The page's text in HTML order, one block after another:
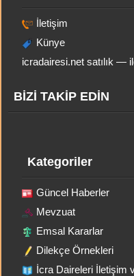
İletişim
Künye
icradairesi.net satılık —
BİZİ TAKİP EDİN
Kategoriler
Güncel Haberler
Mevzuat
Emsal Kararlar
Dilekçe Örnekleri
İcra Daireleri İletişim